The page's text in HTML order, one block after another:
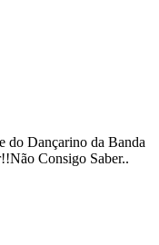
do Dançarino da Banda
Consigo Saber..